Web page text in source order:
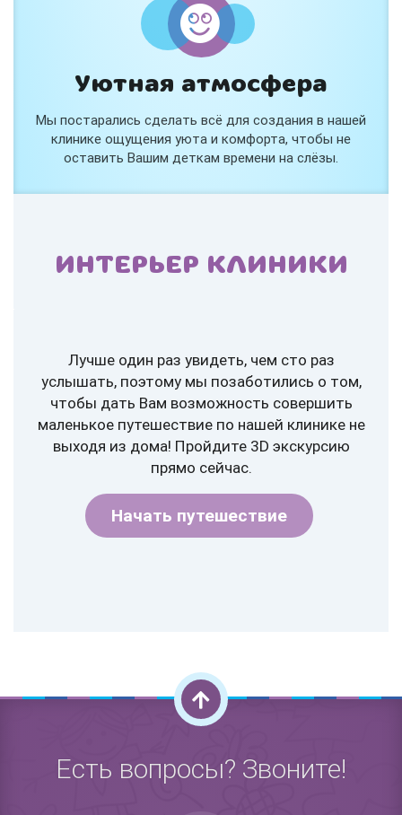
Уютная атмосфера
Мы постарались сделать всё для создания в нашей
клинике ощущения уюта и комфорта, чтобы не
оставить Вашим деткам времени на слёзы.
ИНТЕРЬЕР КЛИНИКИ
Лучше один раз увидеть, чем сто раз
услышать, поэтому мы позаботились о том,
чтобы дать Вам возможность совершить
маленькое путешествие по нашей клинике не
выходя из дома! Пройдите 3D экскурсию
прямо сейчас.
Начать путешествие
Есть вопросы? Звоните!